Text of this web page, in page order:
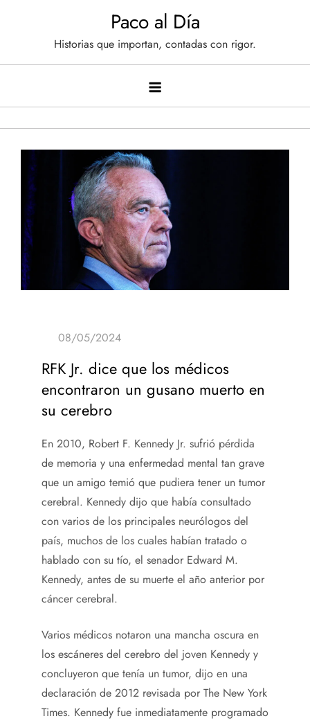
Paco al Día
Historias que importan, contadas con rigor.
RFK Jr. dice que los médicos
encontraron un gusano muerto en
su cerebro
En 2010, Robert F. Kennedy Jr. sufrió pérdida
de memoria y una enfermedad mental tan grave
que un amigo temió que pudiera tener un tumor
cerebral. Kennedy dijo que había consultado
con varios de los principales neurólogos del
país, muchos de los cuales habían tratado o
hablado con su tío, el senador Edward M.
Kennedy, antes de su muerte el año anterior por
cáncer cerebral.
Varios médicos notaron una mancha oscura en
los escáneres del cerebro del joven Kennedy y
concluyeron que tenía un tumor, dijo en una
declaración de 2012 revisada por The New York
Times. Kennedy fue inmediatamente programado